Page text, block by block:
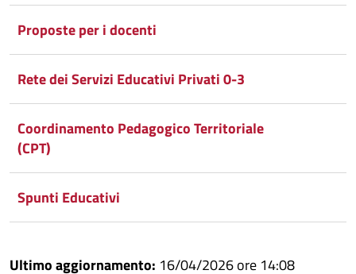
Proposte per i docenti
Rete dei Servizi Educativi Privati 0-3
Coordinamento Pedagogico Territoriale
(CPT)
Spunti Educativi
Ultimo aggiornamento: 16/04/2026 ore 14:08